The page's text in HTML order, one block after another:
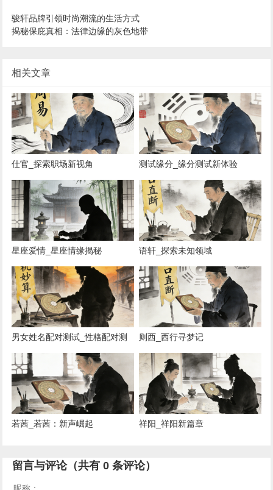
骏轩品牌引领时尚潮流的生活方式
揭秘保庇真相：法律边缘的灰色地带
相关文章
仕官_探索职场新视角 测试缘分_缘分测试新体验
星座爱情_星座情缘揭秘 语轩_探索未知领域
男女姓名配对测试_性格配对测
试，缘份速配
则西_西行寻梦记
若茜_若茜：新声崛起 祥阳_祥阳新篇章
留言与评论（共有0 条评论）